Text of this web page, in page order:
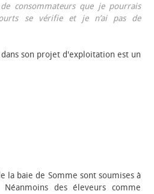
consommateurs que je pourrais
se vérifie et je n’ai pas de
son projet d'exploitation est un
la baie de Somme sont soumises à
des éleveurs comme